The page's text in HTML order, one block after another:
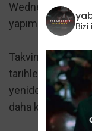
Wednesday 2.
yapımlarından
Takviminize not
tarihlerinde
yeniden
daha karanlık
Bizi